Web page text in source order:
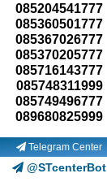
085204541777
085360501777
085367026777
085370205777
085716143777
085748311999
085749496777
089680825999
Telegram Center
@STcenterBot